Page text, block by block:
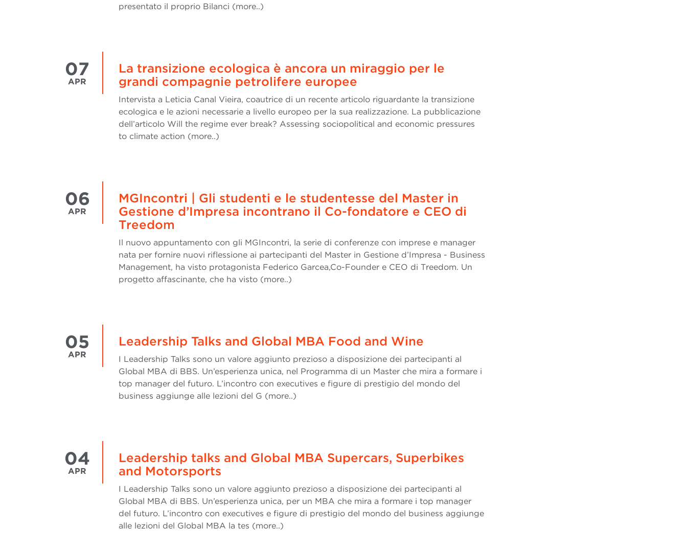
presentato il proprio Bilanci (more..)
07
APR
La transizione ecologica è ancora un miraggio per le
grandi compagnie petrolifere europee
Intervista a Leticia Canal Vieira, coautrice di un recente articolo riguardante la transizione
ecologica e le azioni necessarie a livello europeo per la sua realizzazione. La pubblicazione
dell’articolo Will the regime ever break? Assessing sociopolitical and economic pressures
to climate action (more..)
06
APR
MGIncontri | Gli studenti e le studentesse del Master in
Gestione d’Impresa incontrano il Co-fondatore e CEO di
Treedom
Il nuovo appuntamento con gli MGIncontri, la serie di conferenze con imprese e manager
nata per fornire nuovi riflessione ai partecipanti del Master in Gestione d’Impresa - Business
Management, ha visto protagonista Federico Garcea,Co-Founder e CEO di Treedom. Un
progetto affascinante, che ha visto (more..)
05
APR
Leadership Talks and Global MBA Food and Wine
I Leadership Talks sono un valore aggiunto prezioso a disposizione dei partecipanti al
Global MBA di BBS. Un’esperienza unica, nel Programma di un Master che mira a formare i
top manager del futuro. L’incontro con executives e figure di prestigio del mondo del
business aggiunge alle lezioni del G (more..)
04
APR
Leadership talks and Global MBA Supercars, Superbikes
and Motorsports
I Leadership Talks sono un valore aggiunto prezioso a disposizione dei partecipanti al
Global MBA di BBS. Un’esperienza unica, per un MBA che mira a formare i top manager
del futuro. L’incontro con executives e figure di prestigio del mondo del business aggiunge
alle lezioni del Global MBA la tes (more..)